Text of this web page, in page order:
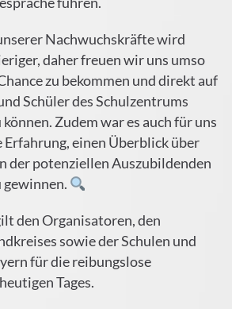
Nachwuchskräfte wird
daher freuen wir uns umso
zu bekommen und direkt auf
Schüler des Schulzentrums
können. Zudem war es auch für uns
einen Überblick über
der potenziellen Auszubildenden
den Organisatoren, den
sowie der Schulen und
für die reibungslose
Tages.